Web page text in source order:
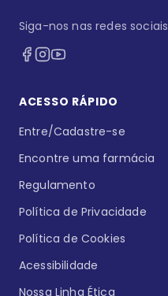
Siga-nos nas redes sociais
ACESSO RÁPIDO
Entre/Cadastre-se
Encontre uma farmácia
Regulamento
Política de Privacidade
Política de Cookies
Acessibilidade
Nossa Linha Ética